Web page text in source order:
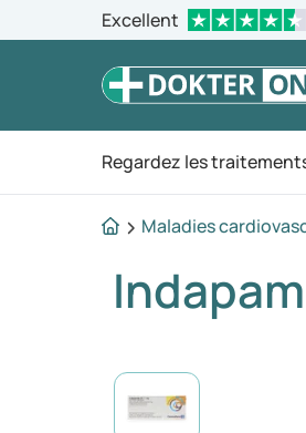
Excellent
Regardez les
Maladies